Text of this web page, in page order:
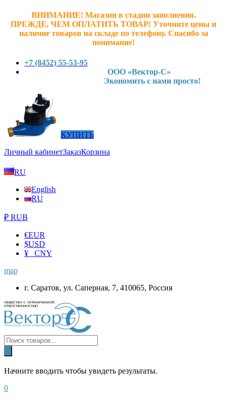
ВНИМАНИЕ! Магазин в стадии заполнения.
ПРЕЖДЕ, ЧЕМ ОПЛАТИТЬ ТОВАР! Уточните цены и
наличие товаров на складе по телефону. Спасибо за
понимание!
+7 (8452) 55-53-95
ООО «Вектор-С»
Экономить с нами просто!
КУПИТЬ
Личный кабинетЗаказКорзина
RU
English
RU
₽ RUB
€EUR
$USD
¥ CNY
map
г. Саратов, ул. Саперная, 7, 410065, Россия
Начните вводить чтобы увидеть результаты.
0